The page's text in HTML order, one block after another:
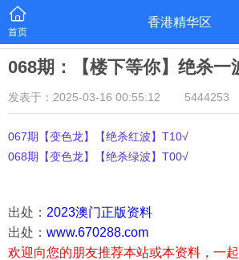
首页
香港精华区
068期：【楼下等你】绝杀一
发表于：2025-03-16 00:55:12 5444253
067期【变色龙】【绝杀红波】T10√
068期【变色龙】【绝杀绿波】T00√
出处： 2023澳门正版资料
出处： www.670288.com
欢迎向您的朋友推荐本站或本资料，一起